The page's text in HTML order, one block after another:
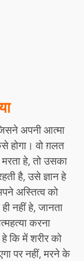
अपनी आत्मा
होगा। वो ग़लत
हे, तो उसका
है, उसे ज्ञान हे
अस्तित्व को
नहीं हे, जानता
करना
कि में शरीर को
पर नहीं, मरने के